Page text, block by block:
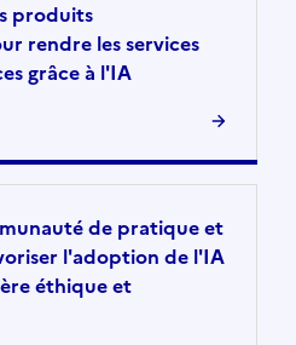
produits
rendre les services
grâce à l'IA
de pratique et
l'adoption de l'IA
éthique et